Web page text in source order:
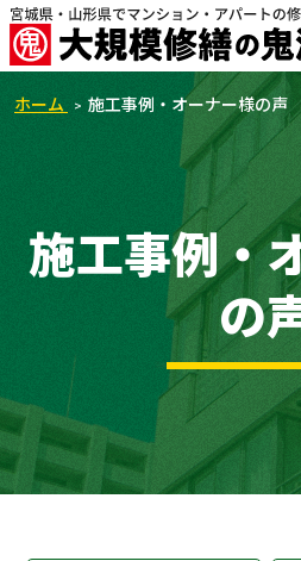
ホーム 施工事例・オーナー様の声
施工事例・
の